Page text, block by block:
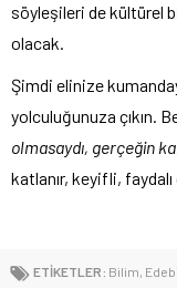
söyleşileri de kültürel
olacak.
Şimdi elinize
yolculuğunuza çıkın.
olmasaydı, gerçeğin
katlanır, keyifli,
ETİKETLER: Bilim,